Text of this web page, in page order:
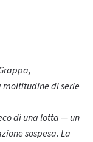
moltitudine di serie
di una lotta — un
sospesa. La